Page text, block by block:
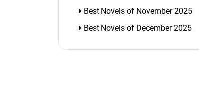
Best Novels of November 2025
Best Novels of December 2025